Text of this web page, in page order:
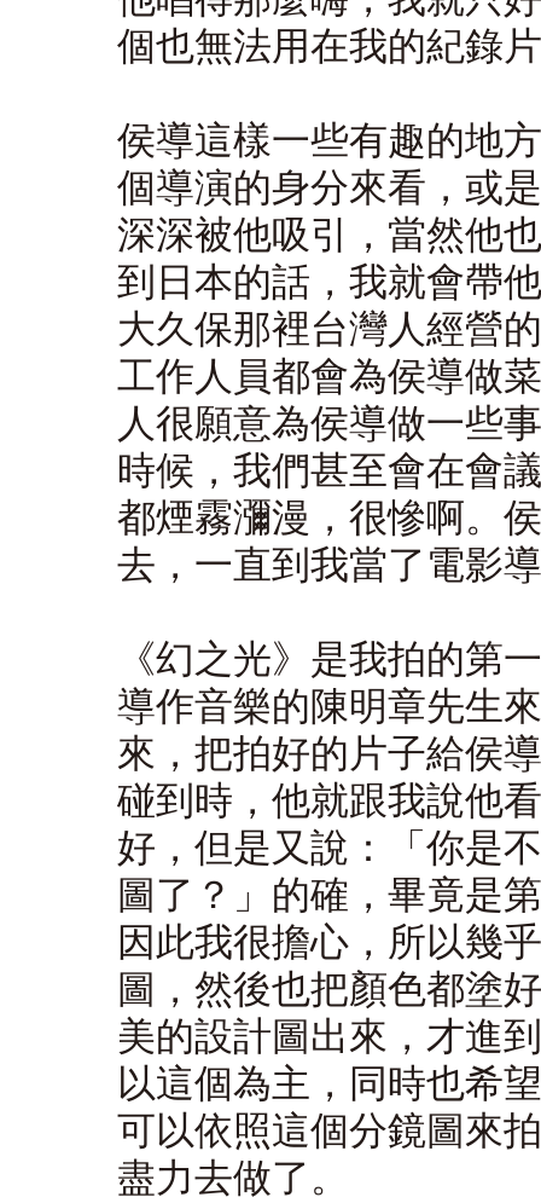
個也無法用在我的紀錄
侯導這樣一些有趣的地
個導演的身分來看，或
深深被他吸引，當然他
到日本的話，我就會帶
大久保那裡台灣人經營
工作人員都會為侯導做
人很願意為侯導做一些
時候，我們甚至會在會
都煙霧瀰漫，很慘啊。
去，一直到我當了電影
《幻之光》是我拍的第
導作音樂的陳明章先生
來，把拍好的片子給侯
碰到時，他就跟我說他
好，但是又說：「你是
圖了？」的確，畢竟是
因此我很擔心，所以幾
圖，然後也把顏色都塗
美的設計圖出來，才進
以這個為主，同時也希
可以依照這個分鏡圖來
盡力去做了。